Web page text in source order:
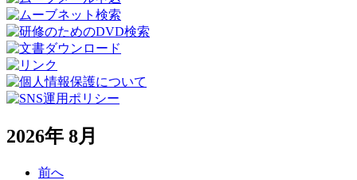
2026年 8月
前へ